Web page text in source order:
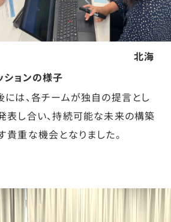
北海
ションの様子
は、各チームが独自の提言とし
表し合い、持続可能な未来の構築
貴重な機会となりました。